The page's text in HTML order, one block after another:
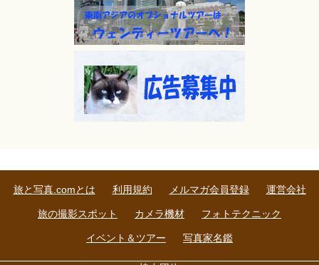
旅と写真.comとは 利用規約 メルマガ会員登録 運営会社
旅の撮影スポット カメラ機材 フォトテクニック
イベント＆ツアー 写真家名鑑